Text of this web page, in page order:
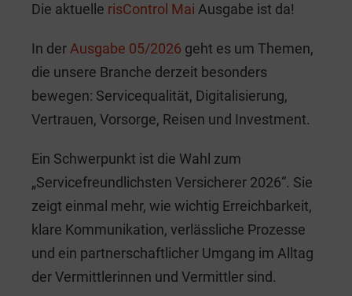
c
e
b
o
o
k
e
dI
n
ai
l
tt
er
Die aktuelle risControl Mai Ausgabe ist da!
In der Ausgabe 05/2026 geht es um Themen,
die unsere Branche derzeit besonders
bewegen: Servicequalität, Digitalisierung,
Vertrauen, Vorsorge, Reisen und Investment.
Ein Schwerpunkt ist die Wahl zum
„Servicefreundlichsten Versicherer 2026“. Sie
zeigt einmal mehr, wie wichtig Erreichbarkeit,
klare Kommunikation, verlässliche Prozesse
und ein partnerschaftlicher Umgang im Alltag
der Vermittlerinnen und Vermittler sind.